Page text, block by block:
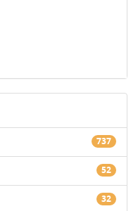
737
52
32